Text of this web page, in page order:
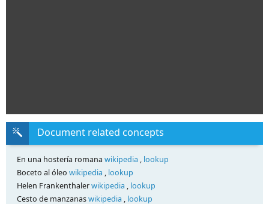
Document related concepts
En una hostería romana wikipedia , lookup
Boceto al óleo wikipedia , lookup
Helen Frankenthalerwikipedia , lookup
Cesto de manzanaswikipedia , lookup